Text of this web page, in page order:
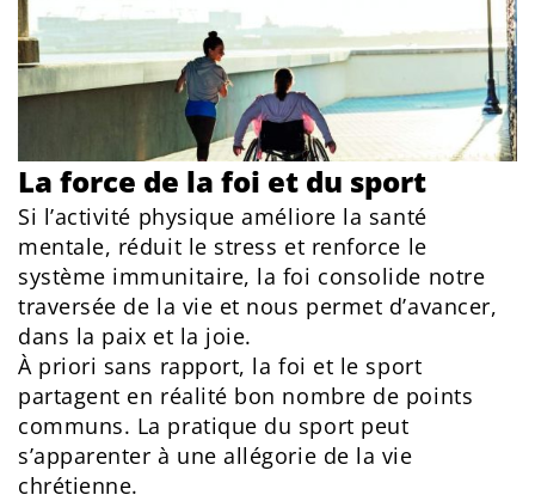
La force de la foi et du sport
Si l’activité physique améliore la santé
mentale, réduit le stress et renforce le
système immunitaire, la foi consolide notre
traversée de la vie et nous permet d’avancer,
dans la paix et la joie.
À priori sans rapport, la foi et le sport
partagent en réalité bon nombre de points
communs. La pratique du sport peut
s’apparenter à une allégorie de la vie
chrétienne.